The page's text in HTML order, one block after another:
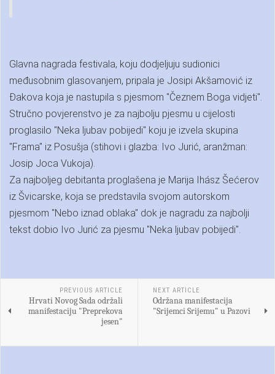
Glavna nagrada festivala, koju dodjeljuju sudionici
međusobnim glasovanjem, pripala je Josipi Akšamović iz
Đakova koja je nastupila s pjesmom "Čeznem Boga vidjeti".
Stručno povjerenstvo je za najbolju pjesmu u cijelosti
proglasilo "Neka ljubav pobijedi" koju je izvela skupina
"Frama" iz Posušja (stihovi i glazba: Ivo Jurić, aranžman:
Josip Joca Vukoja).
Za najboljeg debitanta proglašena je Marija Ihász Šećerov
iz Švicarske, koja se predstavila svojom autorskom
pjesmom "Nebo iznad oblaka" dok je nagradu za najbolji
tekst dobio Ivo Jurić za pjesmu "Neka ljubav pobijedi".
PREVIOUS ARTICLE
Hrvati Novog Sada održali
manifestaciju "Preprekova
jesen"
NEXT ARTICLE
Održana manifestacija
"Srijemci Srijemu" u Pazovi